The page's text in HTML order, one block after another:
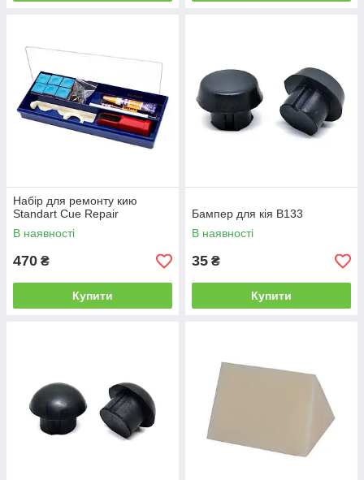
Набір для ремонту кию
Standart Cue Repair
В наявності
470 ₴
Купити
Бампер для кія B133
В наявності
35 ₴
Купити